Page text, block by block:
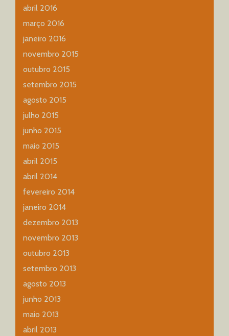
abril 2016
março 2016
janeiro 2016
novembro 2015
outubro 2015
setembro 2015
agosto 2015
julho 2015
junho 2015
maio 2015
abril 2015
abril 2014
fevereiro 2014
janeiro 2014
dezembro 2013
novembro 2013
outubro 2013
setembro 2013
agosto 2013
junho 2013
maio 2013
abril 2013